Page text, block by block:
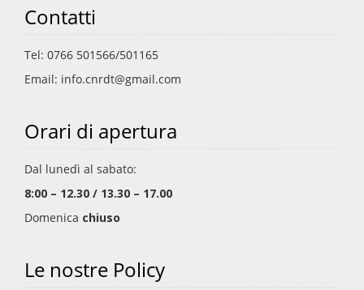
Contatti
Tel: 0766 501566/501165
Email: info.cnrdt@gmail.com
Orari di apertura
Dal lunedì al sabato:
8:00 – 12.30 / 13.30 – 17.00
Domenica chiuso
Le nostre Policy